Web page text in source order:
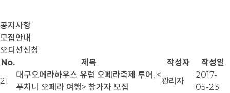
공지사항
모집안내
오디션신청
No.
제목 작성자
작성일
21
대구오페라하우스 유럽 오페라축제 투어, <
푸치니 오페라 여행> 참가자 모집
관리자
2017-
05-23